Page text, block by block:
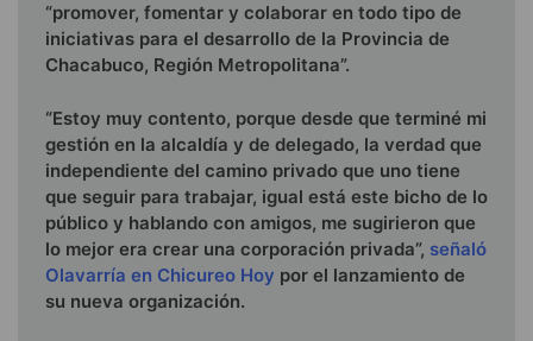
“promover, fomentar y colaborar en todo tipo de
iniciativas para el desarrollo de la Provincia de
Chacabuco, Región Metropolitana”.
“Estoy muy contento, porque desde que terminé mi
gestión en la alcaldía y de delegado, la verdad que
independiente del camino privado que uno tiene
que seguir para trabajar, igual está este bicho de lo
público y hablando con amigos, me sugirieron que
lo mejor era crear una corporación privada”, señaló
Olavarría en Chicureo Hoy por el lanzamiento de
su nueva organización.